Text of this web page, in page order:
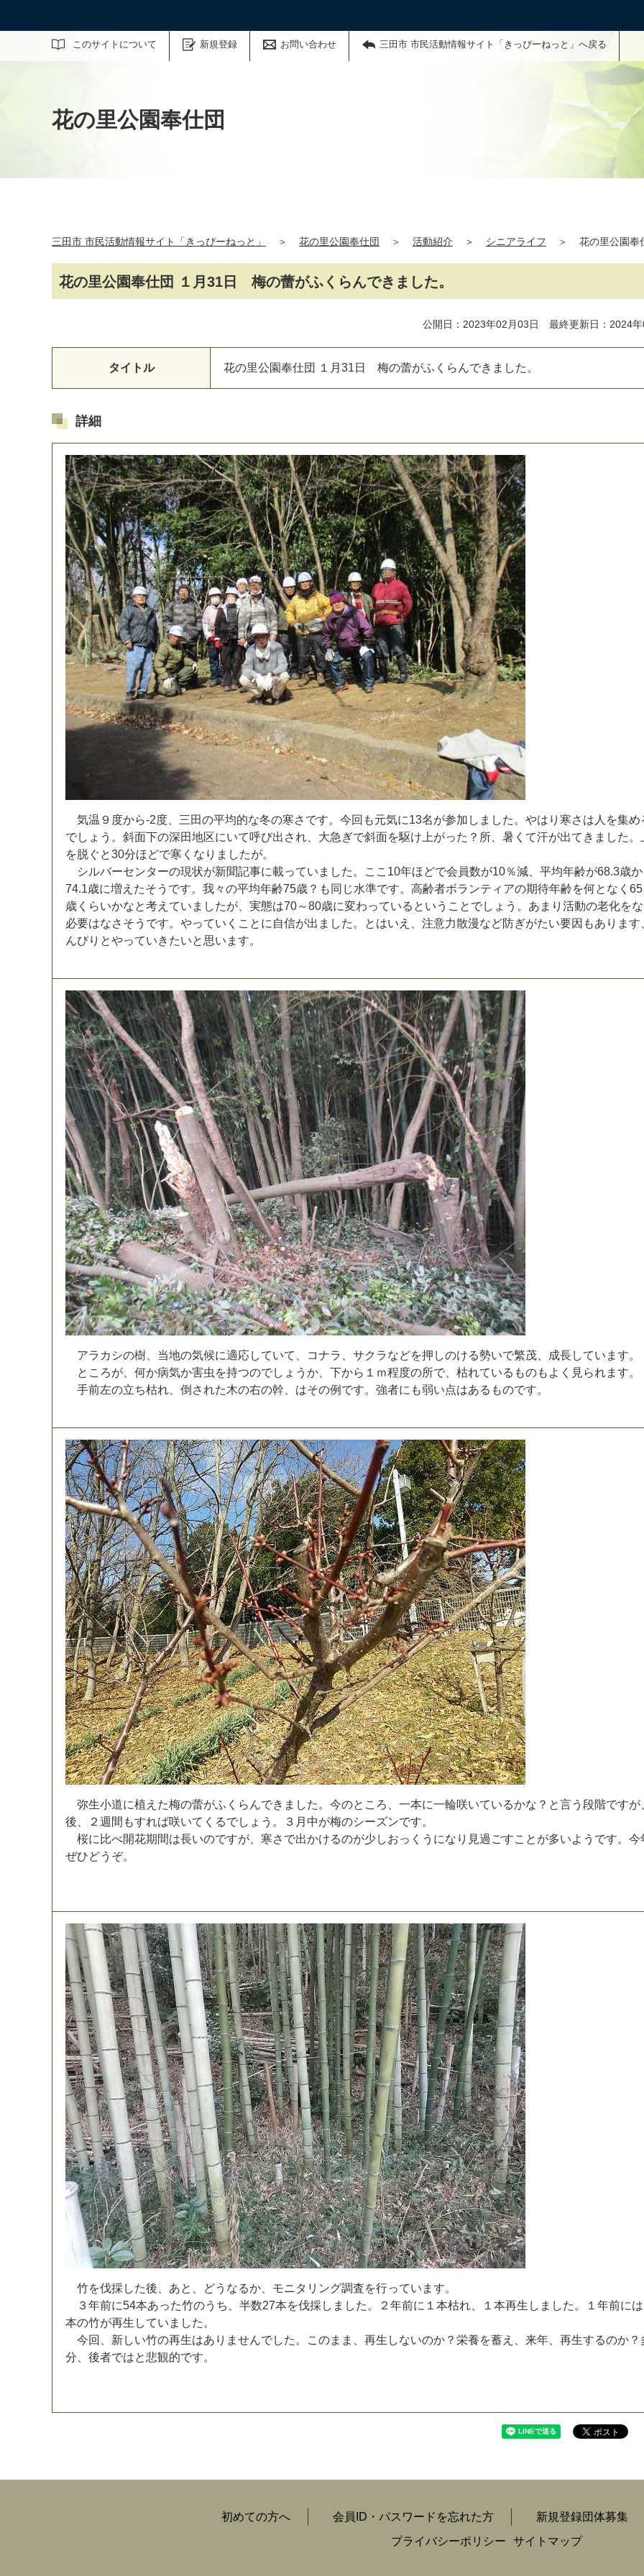
このサイトについて 新規登録 お問い合わせ 三田市 市民活動情報サイト「きっぴーねっと」へ戻る
サイト内検索
花の里公園奉仕団
三田市 市民活動情報サイト「きっぴーねっと」 ＞ 花の里公園奉仕団 ＞ 活動紹介 ＞ シニアライフ ＞ 花の里公園奉
花の里公園奉仕団 １月31日 梅の蕾がふくらんできました。
公開日：2023年02月03日 最終更新日：2024年
タイトル 花の里公園奉仕団 １ 月 31 日 梅の蕾がふ く ら んでき ま した 。
詳細
気温 ９ 度から-2度 三田の平均的な冬の寒さ です。 今回 も元気に13名が参加 し ま した 。 やは り 寒さ は 人 を集め
でし ょ う 。 斜面下の深田地区にいて呼び出 さ れ 大急 ぎで斜面を駆け 上がった ？ 所 暑 く て汗が出て き ま した 。
を脱ぐと30分ほ どで寒 く な り ま したが。
シルバーセンターの現状が新聞記事に載ってい ま した 。 こ こ 10年ほ どで会 員数が10％減 平均年齢が68.3歳か
74.1歳に増 え たそ う です。 我々の平均年齢75歳 ？ も 同 じ水準です。 高齢者ボラ ンテ ィ アの期待年齢を何と な く 65
歳 く らいかなと考え てい ま したが 実態は70～80歳に変わっている と い う こ と でし ょ う 。 あ ま り 活動の老化をな
必要はなさ そ う です。 やってい く こ と に 自信が出 ま した 。 と はい え 注意力散漫など防ぎがたい要因 もあ り ま す
んびり とやっていき たいと 思い ま す。
アラ カ シの樹 当地の気候に適応していて コナラ サク ラなどを押 しのける勢いで繁茂 成長してい ま す。
と こ ろが 何か病気か害虫 を持つのでし ょ う か 下から １ ｍ程度の所で 枯れている ものも よ く 見られま す。
手前左の立ち枯れ 倒 さ れた木の右の幹 はその例 です。 強者に も弱い点はある ものです。
弥生小道に植 え た梅の蕾がふ く ら んでき ま した 。 今のと こ ろ 一本に一輪咲いているかな ？ と言う 段階ですが
後
２ 週 間 もすれば咲いて く るでし ょ う 。 ３ 月 中が梅のシーズンです。
桜に 比べ開花期 間は長いのですが 寒さ で出かけるのが少しおっ く う にな り 見過 ごすこ と が多いよ う です。 今
ぜひどう ぞ。
竹を伐採した後 あと どう なるか モニ タ リ ング調査を行ってい ま す。
３ 年前に54本あった竹のう ち 半数27本を伐採し ま した 。 ２ 年前に １ 本枯れ １ 本再生 し ま した 。 １ 年前には
本の竹が再生 してい ま した 。
今回 新しい竹の再生はあ り ま せんでした 。 こ のま ま 再生 しないのか ？ 栄養を蓄え 来年 再生するのか ？
分
後者ではと悲観的です。
マイメディア検索
初めての方へ 会員ID・パスワードを忘れた方 新規登録団体募集
プライバシーポリシー
サイトマップ